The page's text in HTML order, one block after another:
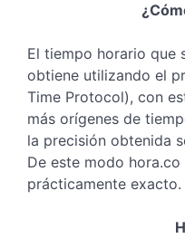
El tiempo horario que
obtiene utilizando el
Time Protocol), con
más orígenes de
la precisión obtenida
De este modo
prácticamente exacto.